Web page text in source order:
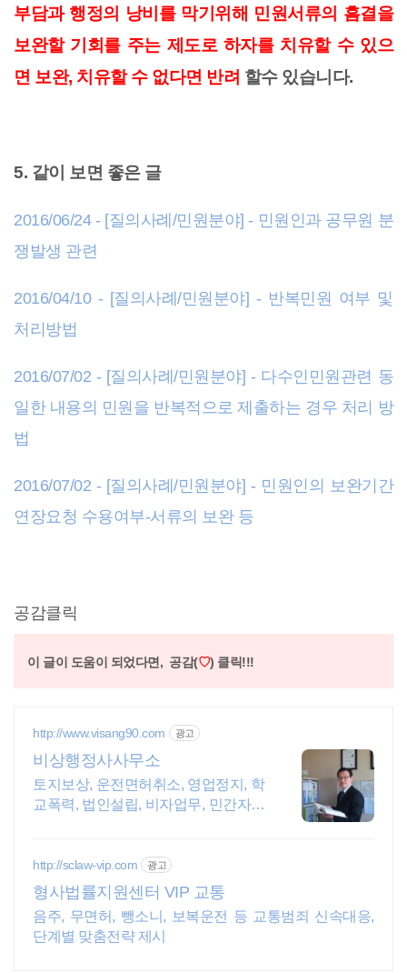
부담과 행정의 낭비를 막기위해 민원서류의 흠결을
보완할 기회를 주는 제도로 하자를 치유할 수 있으
면 보완, 치유할 수 없다면 반려 할수 있습니다.
5. 같이 보면 좋은 글
2016/06/24 - [질의사례/민원분야] - 민원인과 공무원 분
쟁발생 관련
2016/04/10 - [질의사례/민원분야] - 반복민원 여부 및
처리방법
2016/07/02 - [질의사례/민원분야] - 다수인민원관련 동
일한 내용의 민원을 반복적으로 제출하는 경우 처리 방
법
2016/07/02 - [질의사례/민원분야] - 민원인의 보완기간
연장요청 수용여부-서류의 보완 등
공감클릭
이 글이 도움이 되었다면, 공감(♡) 클릭!!!
http://www.visang90.com 광고
비상행정사사무소
토지보상, 운전면허취소, 영업정지, 학
교폭력, 법인설립, 비자업무, 민간자격
http://sclaw-vip.com 광고
형사법률지원센터 VIP 교통
음주, 무면허, 뺑소니, 보복운전 등 교통범죄 신속대응,
단계별 맞춤전략 제시